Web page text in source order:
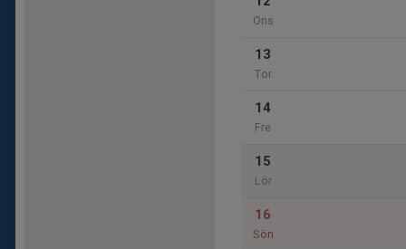
Ons
13
Tor
14
Fre
15
Lör
16
Sön